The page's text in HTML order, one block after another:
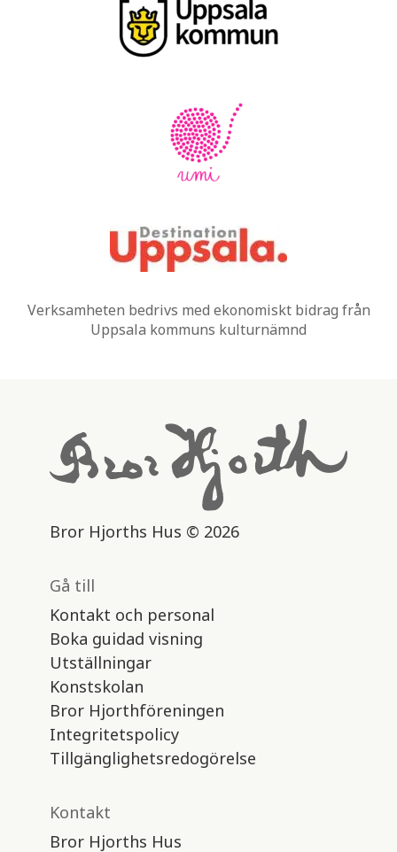
Verksamheten bedrivs med ekonomiskt bidrag från
Uppsala kommuns kulturnämnd
Bror Hjorths Hus © 2026
Gå till
Kontakt och personal
Boka guidad visning
Utställningar
Konstskolan
Bror Hjorthföreningen
Integritetspolicy
Tillgänglighetsredogörelse
Kontakt
Bror Hjorths Hus